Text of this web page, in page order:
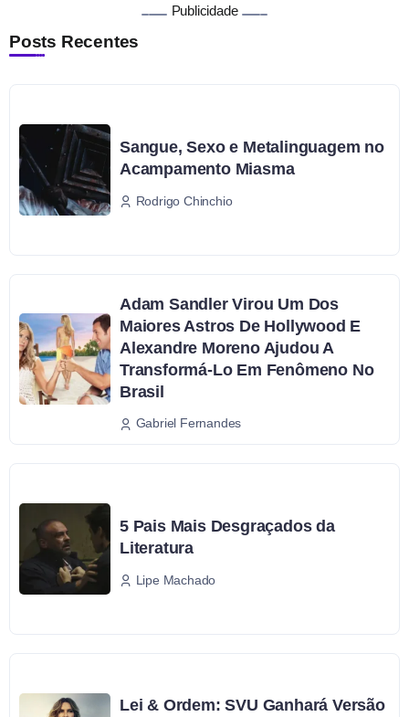
Publicidade
Posts Recentes
Sangue, Sexo e Metalinguagem no
Acampamento Miasma
Rodrigo Chinchio
Adam Sandler Virou Um Dos
Maiores Astros De Hollywood E
Alexandre Moreno Ajudou A
Transformá-Lo Em Fenômeno No
Brasil
Gabriel Fernandes
5 Pais Mais Desgraçados da
Literatura
Lipe Machado
Lei & Ordem: SVU Ganhará Versão